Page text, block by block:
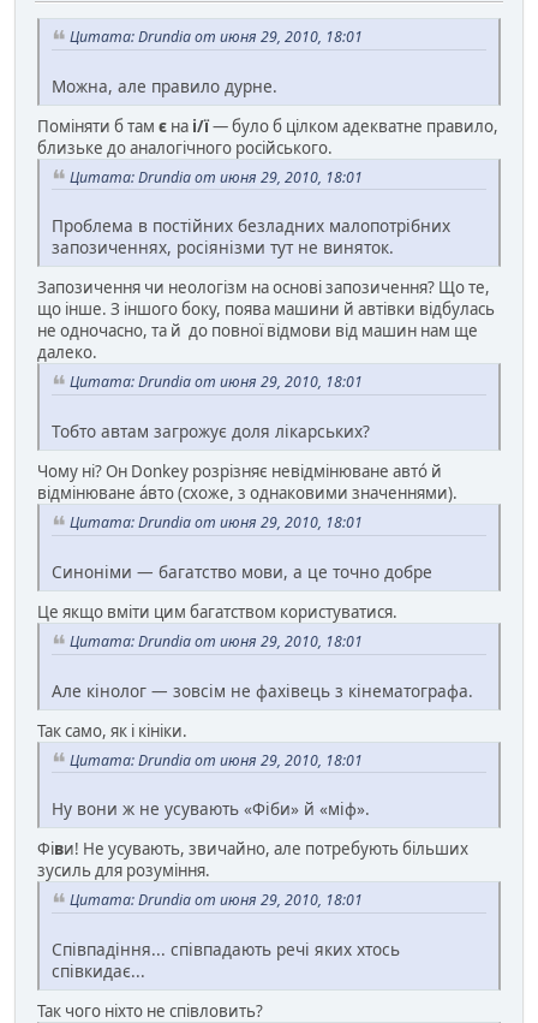
Цитата: Drundia от июня 29, 2010, 18:01
Можна, але правило дурне.
Поміняти б там є на і/ї— було б цілком адекватне правило,
близьке до аналогічного російського.
Цитата: Drundia от июня 29, 2010, 18:01
Проблема в постійних безладних малопотрібних
запозиченнях, росіянізми тут не виняток.
Запозичення чи неологізм на основі запозичення? Що те,
що інше. З іншого боку, поява машини й автівки відбулась
не одночасно, та й до повної відмови від машин нам ще
далеко.
Цитата: Drundia от июня 29, 2010, 18:01
Тобто автам загрожує доля лікарських?
Чому ні? Он Donkey розрізняє невідмінюване автó й
відмінюване áвто (схоже, з однаковими значеннями).
Цитата: Drundia от июня 29, 2010, 18:01
Синоніми — багатство мови, а це точно добре
Це якщо вміти цим багатством користуватися.
Цитата: Drundia от июня 29, 2010, 18:01
Але кінолог — зовсім не фахівець з кінематографа.
Так само, як і кініки.
Цитата: Drundia от июня 29, 2010, 18:01
Ну вони ж не усувають «Фіби» й «міф».
Фіви! Не усувають, звичайно, але потребують більших
зусиль для розуміння.
Цитата: Drundia от июня 29, 2010, 18:01
Співпадіння... співпадають речі яких хтось
співкидає...
Так чого ніхто не співловить?